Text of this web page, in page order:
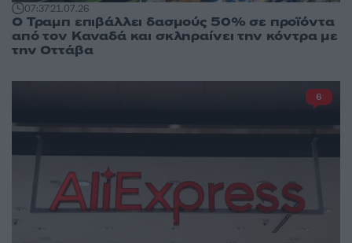
07:3721.07.26
Ο Τραμπ επιβάλλει δασμούς 50% σε προϊόντα
από τον Καναδά και σκληραίνει την κόντρα με
την Οττάβα
6